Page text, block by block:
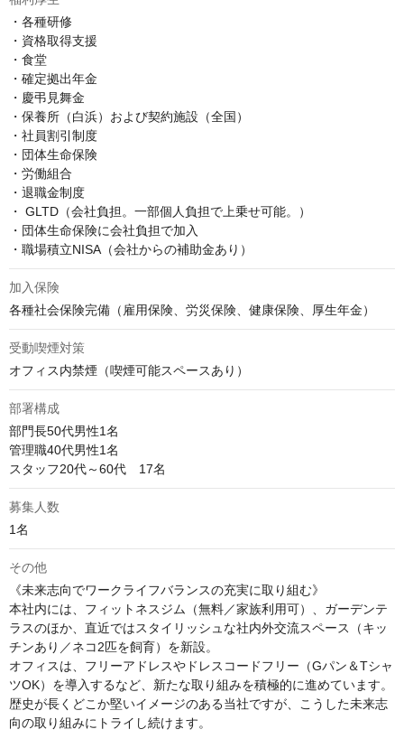
・各種研修
・資格取得支援
・食堂
・確定拠出年金
・慶弔見舞金
・保養所（白浜）および契約施設（全国）
・社員割引制度
・団体生命保険
・労働組合
・退職金制度
・ GLTD（会社負担。一部個人負担で上乗せ可能。）
・団体生命保険に会社負担で加入
・職場積立NISA（会社からの補助金あり）
加入保険
各種社会保険完備（雇用保険、労災保険、健康保険、厚生年金）
受動喫煙対策
オフィス内禁煙（喫煙可能スペースあり）
部署構成
部門長50代男性1名
管理職40代男性1名
スタッフ20代～60代　17名
募集人数
1名
その他
《未来志向でワークライフバランスの充実に取り組む》
本社内には、フィットネスジム（無料／家族利用可）、ガーデンテ
ラスのほか、直近ではスタイリッシュな社内外交流スペース（キッ
チンあり／ネコ2匹を飼育）を新設。
オフィスは、フリーアドレスやドレスコードフリー（Gパン＆Tシャ
ツOK）を導入するなど、新たな取り組みを積極的に進めています。
歴史が長くどこか堅いイメージのある当社ですが、こうした未来志
向の取り組みにトライし続けます。